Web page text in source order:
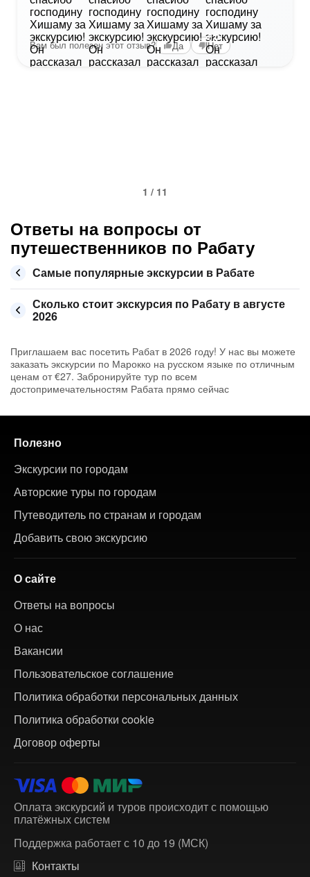
+5
Вам был полезен этот отзыв? Да Нет
1 / 11
Ответы на вопросы от
путешественников по Рабату
Самые популярные экскурсии в Рабате
Сколько стоит экскурсия по Рабату в августе
2026
Приглашаем вас посетить Рабат в 2026 году! У нас вы можете
заказать экскурсии по Марокко на русском языке по отличным
ценам от €27. Забронируйте тур по всем
достопримечательностям Рабата прямо сейчас
Полезно
Экскурсии по городам
Авторские туры по городам
Путеводитель по странам и городам
Добавить свою экскурсию
О сайте
Ответы на вопросы
О нас
Вакансии
Пользовательское соглашение
Политика обработки персональных данных
Политика обработки cookie
Договор оферты
Оплата экскурсий и туров происходит с помощью
платёжных систем
Поддержка работает с 10 до 19 (МСК)
Контакты